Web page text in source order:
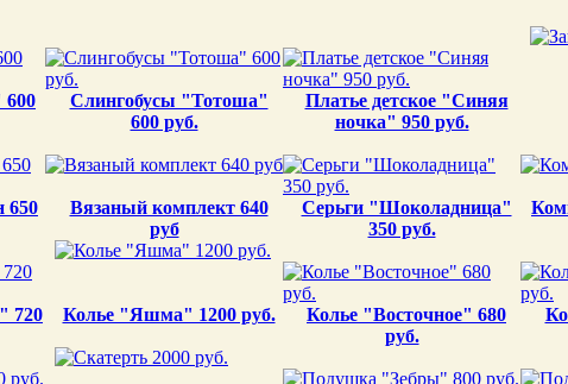
Слингобусы "Тотоша"
600 руб.
Платье детское "Синяя
ночка" 950 руб.
650
Вязаный комплект 640
руб
Серьги "Шоколадница"
350 руб.
720
Колье "Яшма" 1200 руб.
Колье "Восточное" 680
руб.